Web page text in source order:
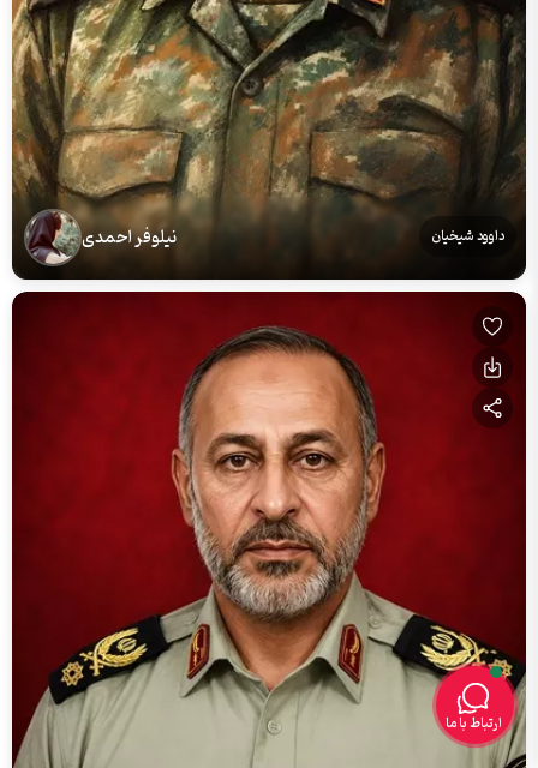
داوود شیخیان نیلوفر احمدی
ارتباط با ما